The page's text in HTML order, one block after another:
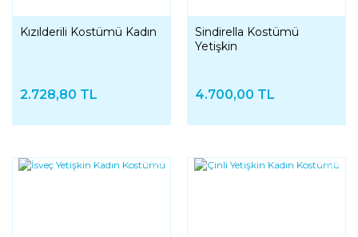
Kızılderili Kostümü Kadın
2.728,80 TL
Sindirella Kostümü
Yetişkin
4.700,00 TL
YENI YENI